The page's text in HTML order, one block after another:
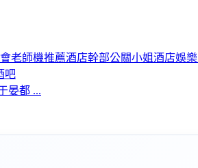
老師機推薦酒店幹部公關小姐酒店娛樂
吧
晏都 ...